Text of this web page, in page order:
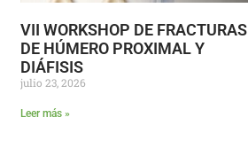
VII WORKSHOP DE FRACTURAS
DE HÚMERO PROXIMAL Y
DIÁFISIS
julio 23, 2026
Leer más »